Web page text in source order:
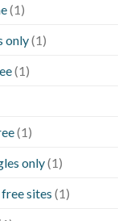
(1)
only(1)
(1)
(1)
only(1)
sites (1)